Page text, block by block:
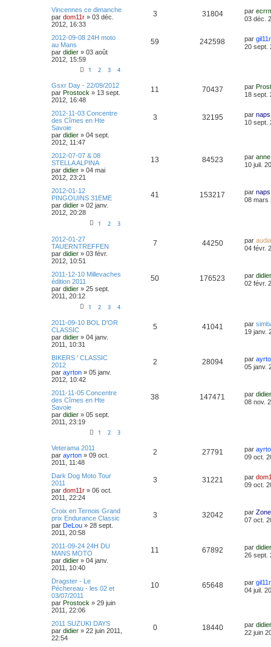
Vincennes ce dimanche
par dom11r » 03 déc.
2012, 16:33
3 31804 par
03 déc.
2012-09-08 24H moto
au Mans
par didier » 03 août
2012, 15:59
1 2 3 4
59 242598 par gil11r
20 sept.
Gsxr Day - 22/09/2012
par Prostock » 13 sept.
2012, 16:48
11 70437 par
18 sept.
2012-11-03 Concentre
des Cîmes en Hte
Savoie
par didier » 04 sept.
2012, 11:47
3 32195 par naps
10 sept.
2012-07-07 & 08
STELLA ALPINA
par didier » 04 mai
2012, 23:21
13 84523 par anne
10 juil.
2012-01-12
PINGOUINS 31EME
par didier » 02 janv.
2012, 20:28
1 2 3
41 153217 par naps
08 mars
2012-01-27
TAUERNTREFFEN
par didier » 03 févr.
2012, 10:51
7 44250 par
04 févr.
2011-12-10 Millevaches
édition 2011
par didier » 25 sept.
2011, 20:12
1 2 3 4
50 176523 par didier
02 févr.
2011-09-10 BOL D'OR
CLASSIC
par didier » 04 janv.
2011, 10:31
5 41041 par
19 janv.
BIKERS ' CLASSIC
2012
par ayrton » 05 janv.
2012, 10:42
2 28094 par
05 janv.
2011-11-05 Concentre
des Cîmes en Hte
Savoie
par didier » 05 sept.
2011, 23:19
1 2 3
38 147471 par didier
08 nov.
Veterama 2011
par ayrton » 09 oct.
2011, 11:48
2 27791 par
09 oct.
Dark Dog Moto Tour
2011
par dom11r » 06 oct.
2011, 22:24
3 31221 par
09 oct.
Croix en Ternois Grand
prix Endurance Classic
par DeLou » 28 sept.
2011, 20:58
3 32042 par Zone
07 oct.
2011-09-24 24H DU
MANS MOTO
par didier » 04 janv.
2011, 10:40
11 67892 par didier
26 sept.
Dragster - Le
Péchereau - les 02 et
03/07/2011
par Prostock » 29 juin
2011, 22:06
10 65648 par gil11r
04 juil.
2011 SUZUKI DAYS
par didier » 22 juin 2011,
22:54
0 18440 par didier
22 juin